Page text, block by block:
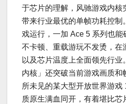
于芯片的理解，风驰游戏内核
带来行业最优的单帧功耗控制
戏运行，一加 Ace 5 系列也
不卡顿、重载游玩不发烫，在
以及芯片温度上全面领先行
内核」还突破当前游戏画质和
所未见的某大型开放世界游戏
质原生满血同开，有着堪比芯